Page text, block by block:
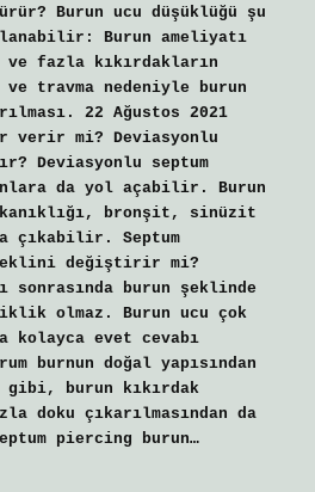
Burun ucu düşüklüğü şu
Burun ameliyatı
ve fazla kıkırdakların
ve travma nedeniyle burun
22 Ağustos 2021
verir mi? Deviasyonlu
Deviasyonlu septum
da yol açabilir. Burun
bronşit, sinüzit
çıkabilir. Septum
değiştirir mi?
sonrasında burun şeklinde
olmaz. Burun ucu çok
kolayca evet cevabı
burnun doğal yapısından
gibi, burun kıkırdak
doku çıkarılmasından da
piercing burun…